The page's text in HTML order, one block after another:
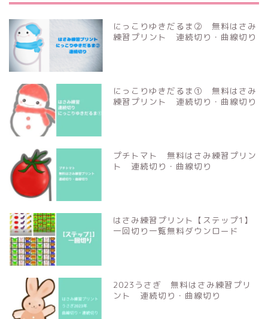
にっこりゆきだるま② 無料はさみ
練習プリント 連続切り・曲線切り
にっこりゆきだるま① 無料はさみ
練習プリント 連続切り・曲線切り
プチトマト 無料はさみ練習プリン
ト 連続切り・曲線切り
はさみ練習プリント【ステップ1】
一回切り一覧無料ダウンロード
2023うさぎ 無料はさみ練習プリ
ント 連続切り・曲線切り